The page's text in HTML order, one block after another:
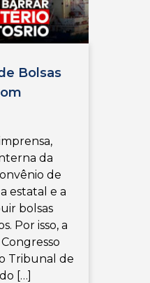
Bolsas
da
de
estatal e a
bolsas
Por isso, a
Tribunal de
[…]